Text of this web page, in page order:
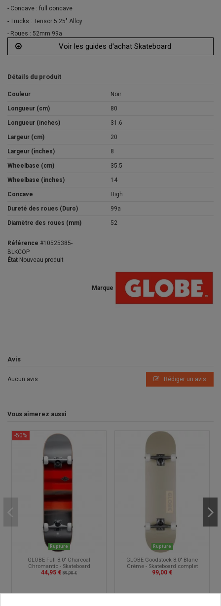
- Concave : full concave
- Trucks : Tensor 5.25" Alloy
- Roues : 52mm 99a
Voir les guides d'achat Skateboard
Détails du produit
Couleur Noir
Longueur (cm) 80
Longueur (inches) 31.6
Largeur (cm) 20
Largeur (inches) 8
Wheelbase (cm) 35.5
Wheelbase (inches) 14
Concave High
Dureté des roues (Duro) 99a
Diamètre des roues (mm) 52
Marque
Référence #10525385-
BLKCOP
État Nouveau produit
Avis
Aucun avis Rédiger un avis
Vous aimerez aussi
-50%
Rupture
GLOBE Full 8.0" Charcoal
Chromantic - Skateboard
44,95 € 89,90 €
Rupture
GLOBE Goodstock 8.0" Blanc
Crème - Skateboard complet
99,00 €